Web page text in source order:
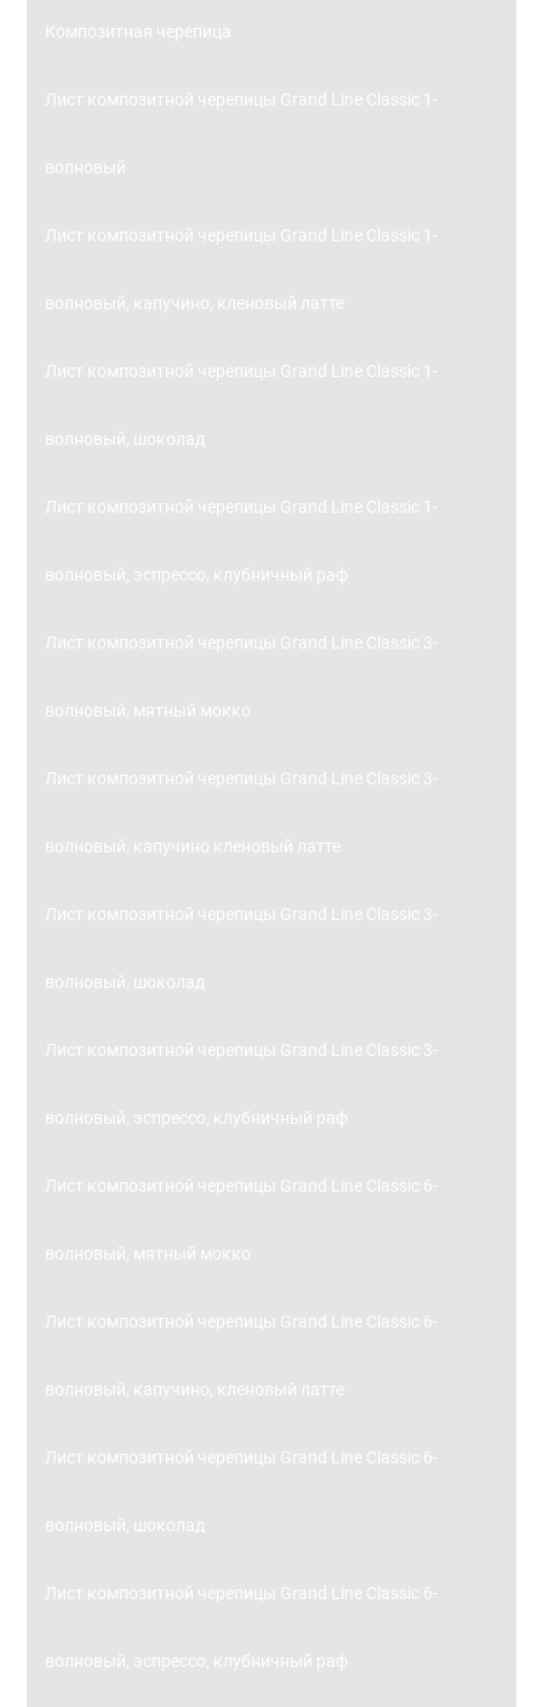
Композитная черепица
Лист композитной черепицы Grand Line Classic 1-
волновый
Лист композитной черепицы Grand Line Classic 1-
волновый, капучино, кленовый латте
Лист композитной черепицы Grand Line Classic 1-
волновый, шоколад
Лист композитной черепицы Grand Line Classic 1-
волновый, эспрессо, клубничный раф
Лист композитной черепицы Grand Line Classic 3-
волновый, мятный мокко
Лист композитной черепицы Grand Line Classic 3-
волновый, капучино кленовый латте
Лист композитной черепицы Grand Line Classic 3-
волновый, шоколад
Лист композитной черепицы Grand Line Classic 3-
волновый, эспрессо, клубничный раф
Лист композитной черепицы Grand Line Classic 6-
волновый, мятный мокко
Лист композитной черепицы Grand Line Classic 6-
волновый, капучино, кленовый латте
Лист композитной черепицы Grand Line Classic 6-
волновый, шоколад
Лист композитной черепицы Grand Line Classic 6-
волновый, эспрессо, клубничный раф